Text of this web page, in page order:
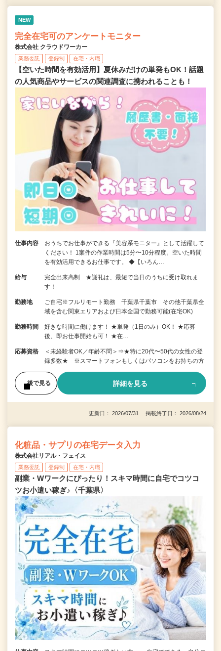
NEW
完全在宅可のアンケートモニター
株式会社 クラウドワーカー
業務委託 登録制 在宅・内職
【空いた時間を有効活用】夏休みだけの単発もOK！話題
の人気商品やサービスの関連調査に携われることも！
仕事内容
おうちでお仕事ができる『美容系モニター』として活躍して
ください！ 1案件の作業時間は5分〜10分程度。空いた時間
を有効活用できるお仕事です。 ◆【いろん…
給与
完全出来高制 ★謝礼は、最短で当日のうちに受け取れま
す！
勤務地
ご自宅※フルリモート勤務 千葉県千葉市 その他千葉県全
域を含む関東エリアおよび日本全国で勤務可能(在宅OK)
勤務時間
好きな時間に働けます！ ★単発（1日のみ）OK！ ★応募
後、即お仕事開始も可！ ★在…
応募資格
＜未経験者OK／年齢不問＞⇒★特に20代〜50代の女性の登
録多数★ ※スマートフォンもしくはパソコンをお持ちの方
後で見る 詳細を見る
更新日： 2026/07/31 掲載終了日： 2026/08/24
化粧品・サプリの在宅データ入力
株式会社リアル・フェイス
業務委託 登録制 在宅・内職
副業・Wワークにぴったり！スキマ時間に自宅でコツコ
ツお小遣い稼ぎ♪〈千葉県〉